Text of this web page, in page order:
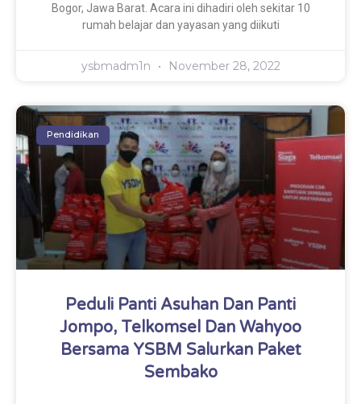
Bogor, Jawa Barat. Acara ini dihadiri oleh sekitar 10
rumah belajar dan yayasan yang diikuti
ysbmadm1n November 28, 2022
Pendidikan
Peduli Panti Asuhan Dan Panti
Jompo, Telkomsel Dan Wahyoo
Bersama YSBM Salurkan Paket
Sembako